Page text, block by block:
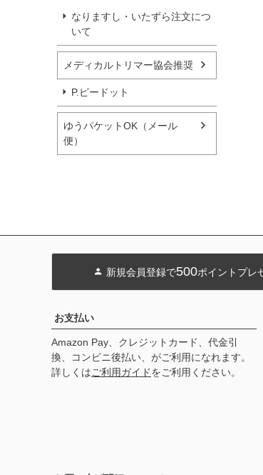
なりますし・いたずら注文につ
いて
メディカルトリマー協会推奨
P.ピードット
ゆうパケットOK（メール
便）
新規会員登録で500ポイントプレ
お支払い
Amazon Pay、クレジットカード、代金引
換、コンビニ後払い、がご利用になれます。
詳しくはご利用ガイドをご利用ください。